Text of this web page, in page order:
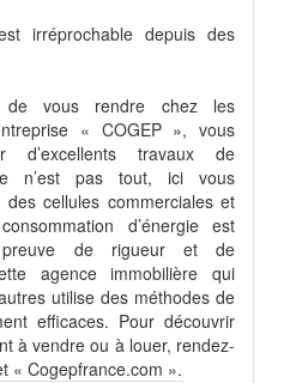
irréprochable depuis des
de vous rendre chez les
« COGEP », vous
d’excellents travaux de
n’est pas tout, ici vous
cellules commerciales et
d’énergie est
preuve de rigueur et de
agence immobilière qui
utilise des méthodes de
efficaces. Pour découvrir
à vendre ou à louer, rendez-
« Cogepfrance.com ».